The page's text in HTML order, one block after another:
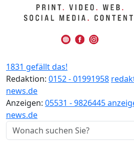
1831 gefällt das!
Redaktion: 0152 - 01991958
news.de
Anzeigen: 05531 - 9826445
news.de